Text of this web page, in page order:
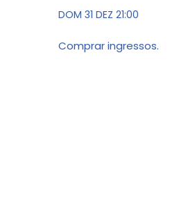
DOM 31 DEZ 21:00
Comprar ingressos.